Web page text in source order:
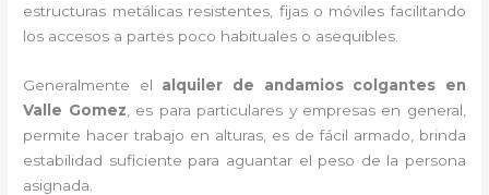
estructuras metálicas resistentes, fijas o móviles facilitando
los accesos a partes poco habituales o asequibles.
Generalmente el alquiler de andamios colgantes en
Valle Gomez , es para particulares y empresas en general,
permite hacer trabajo en alturas, es de fácil armado, brinda
estabilidad suficiente para aguantar el peso de la persona
asignada.